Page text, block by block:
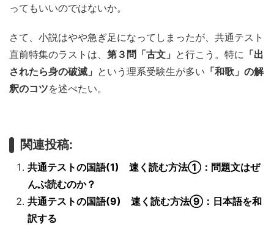
ってもいいのではないか。
さて、小説はやや急ぎ足になってしまったが、共通テスト
直前特集のラストは、 第３問「古文」 と行こう。特に 「出
されたら身の破滅」 という理系受験生が多い 「和歌」の解
釈のコツを述べたい。
関連投稿:
共通テストの国語(1) 速く読む方法①：問題文はぜ
んぶ読むのか？
共通テストの国語(9) 速く読む方法⑨：日本語を和
訳する